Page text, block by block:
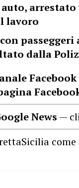
arrestato
lavoro
passeggeri
dalla
Facebook
News —